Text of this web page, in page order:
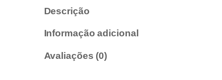
Descrição
Informação adicional
Avaliações (0)